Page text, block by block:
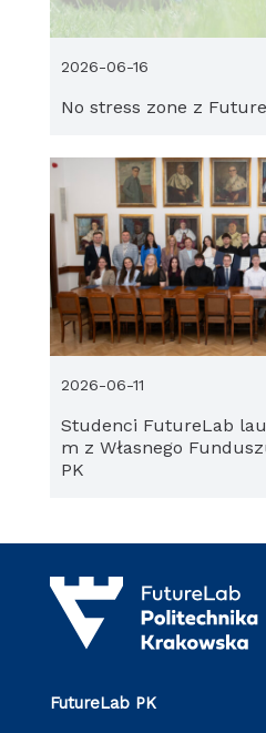
No stress zone z
2026-06-16
Studenci FutureLab
m z Własnego
PK
2026-06-11
FutureLab PK